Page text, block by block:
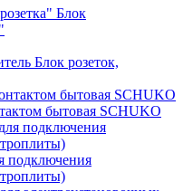
Блок
Блок розеток,
бытовая SCHUKO
подключения